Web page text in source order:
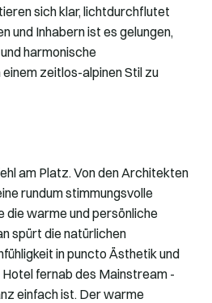
sich klar, lichtdurchflutet
und Inhabern ist es gelungen,
harmonische
zeitlos-alpinen Stil zu
am Platz. Von den Architekten
rundum stimmungsvolle
die warme und persönliche
spürt die natürlichen
in puncto Ästhetik und
Hotel fernab des Mainstream -
einfach ist. Der warme